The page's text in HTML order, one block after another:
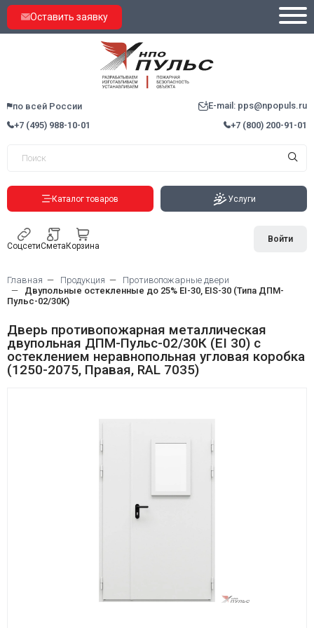
Оставить заявку
по всей России
E-mail: pps@npopuls.ru
+7 (495) 988-10-01
+7 (800) 200-91-01
Каталог товаров Услуги
СоцсетиСметаКорзина
Войти
Главная Продукция
Противопожарные двери
Двупольные остекленные до 25% EI-30, EIS-30 (Типа ДПМ-
Пульс-02/30К)
Дверь противопожарная металлическая
двупольная ДПМ-Пульс-02/30К (EI 30) с
остеклением неравнопольная угловая коробка
(1250-2075, Правая, RAL 7035)